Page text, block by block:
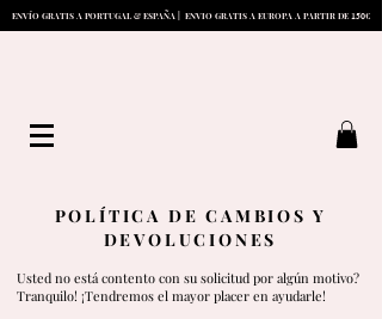
ENVÍO GRATIS A PORTUGAL & ESPAÑA | ENVIO GRATIS A EUROPA A PARTIR DE150€
POLÍTICA DE CAMBIOS Y
DEVOLUCIONES
Usted no está contento con su solicitud por algún motivo?
Tranquilo! ¡Tendremos el mayor placer en ayudarle!